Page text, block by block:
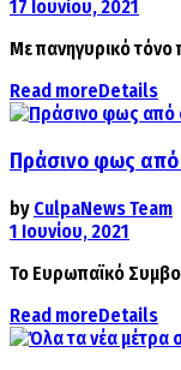
17 Ιουνίου, 2021
Με πανηγυρικό
Read moreDetails
Πράσινο φως από
by CulpaNews Team
1 Ιουνίου, 2021
Το Ευρωπαϊκό
Read moreDetails